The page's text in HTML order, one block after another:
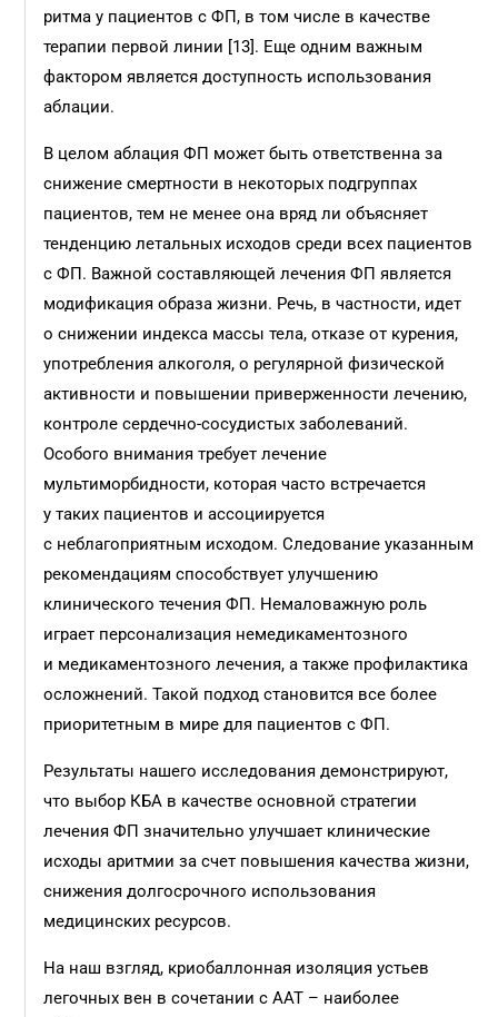
ритма у пациентов с ФП, в том числе в качестве
терапии первой линии [13]. Еще одним важным
фактором является доступность использования
аблации.
В целом аблация ФП может быть ответственна за
снижение смертности в некоторых подгруппах
пациентов, тем не менее она вряд ли объясняет
тенденцию летальных исходов среди всех пациентов
с ФП. Важной составляющей лечения ФП является
модификация образа жизни. Речь, в частности, идет
о снижении индекса массы тела, отказе от курения,
употребления алкоголя, о регулярной физической
активности и повышении приверженности лечению,
контроле сердечно-сосудистых заболеваний.
Особого внимания требует лечение
мультиморбидности, которая часто встречается
у таких пациентов и ассоциируется
с неблагоприятным исходом. Следование указанным
рекомендациям способствует улучшению
клинического течения ФП. Немаловажную роль
играет персонализация немедикаментозного
и медикаментозного лечения, а также профилактика
осложнений. Такой подход становится все более
приоритетным в мире для пациентов с ФП.
Результаты нашего исследования демонстрируют,
что выбор КБА в качестве основной стратегии
лечения ФП значительно улучшает клинические
исходы аритмии за счет повышения качества жизни,
снижения долгосрочного использования
медицинских ресурсов.
На наш взгляд, криобаллонная изоляция устьев
легочных вен в сочетании с ААТ – наиболее